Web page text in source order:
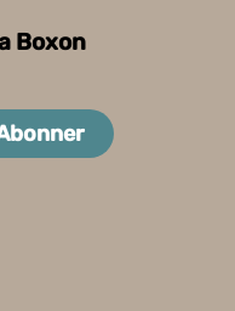
Boxon